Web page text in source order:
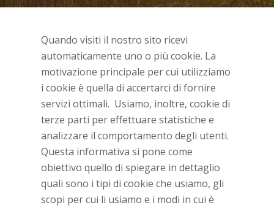
Quando visiti il nostro sito ricevi
automaticamente uno o più cookie. La
motivazione principale per cui utilizziamo
i cookie è quella di accertarci di fornire
servizi ottimali. Usiamo, inoltre, cookie di
terze parti per effettuare statistiche e
analizzare il comportamento degli utenti.
Questa informativa si pone come
obiettivo quello di spiegare in dettaglio
quali sono i tipi di cookie che usiamo, gli
scopi per cui li usiamo e i modi in cui è